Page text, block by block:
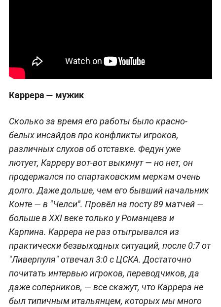
Каррера — мужик
Сколько за время его работы было красно-
белых инсайдов про конфликты игроков,
различных слухов об отставке. Федун уже
лютует, Карреру вот-вот выкинут — но нет, он
продержался по спартаковским меркам очень
долго. Даже дольше, чем его бывший начальник
Конте — в "Челси". Провёл на посту 89 матчей —
больше в XXI веке только у Романцева и
Карпина. Каррера не раз отыгрывался из
практически безвыходных ситуаций, после 0:7 от
"Ливерпуля" отвечал 3:0 с ЦСКА. Достаточно
почитать интервью игроков, переводчиков, да
даже соперников, — все скажут, что Каррера не
был типичным итальянцем, которых мы много